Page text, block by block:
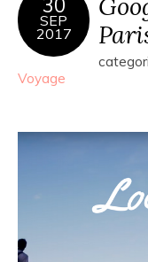
30
SEP
2017
Voyage